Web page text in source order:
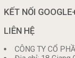
KẾT NỐI
LIÊN HỆ
CÔNG TY CỔ